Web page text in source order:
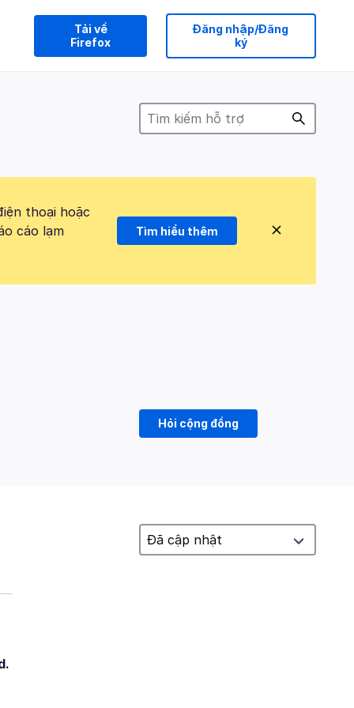
Tải về
Firefox
Đăng nhập/Đăng
ký
thoại hoặc
cáo lạm
Tìm hiểu thêm
Hỏi cộng đồng